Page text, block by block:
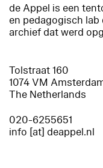
de Appel is een
en pedagogisch
archief dat werd
Tolstraat 160
1074 VM
The Netherlands
020-6255651
info [at] deappel.nl